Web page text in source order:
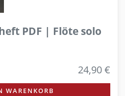
PDF | Flöte solo
24,90 €
WARENKORB